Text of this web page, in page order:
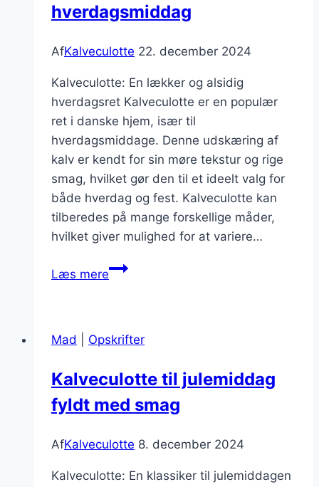
hverdagsmiddag
AfKalveculotte 22. december 2024
Kalveculotte: En lækker og alsidig
hverdagsret Kalveculotte er en populær
ret i danske hjem, især til
hverdagsmiddage. Denne udskæring af
kalv er kendt for sin møre tekstur og rige
smag, hvilket gør den til et ideelt valg for
både hverdag og fest. Kalveculotte kan
tilberedes på mange forskellige måder,
hvilket giver mulighed for at variere…
Læs mereKalveculotte
Mad Opskrifter
Kalveculotte til julemiddag
fyldt med smag
AfKalveculotte 8. december 2024
Kalveculotte: En klassiker til julemiddagen